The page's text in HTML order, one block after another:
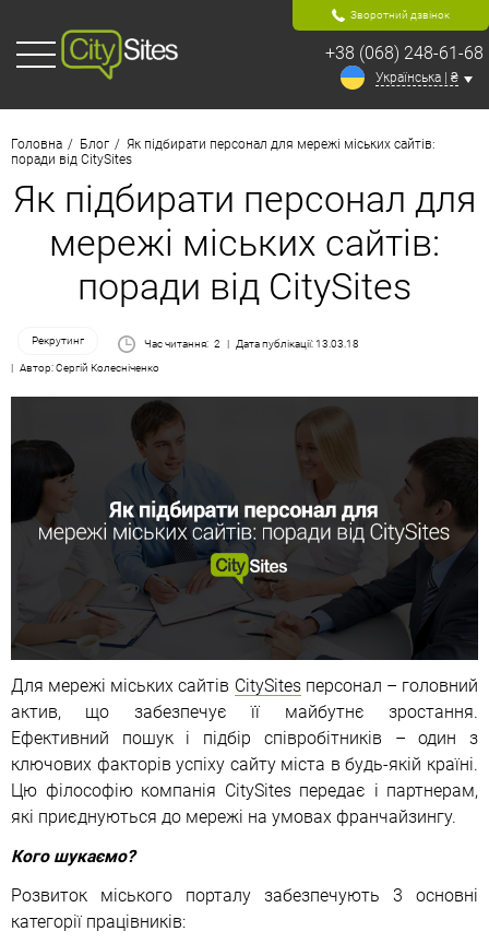
Зворотний дзвінок
+38 (068) 248-61-68
Українська | ₴
Головна Блог
Як підбирати персонал для мережі міських сайтів:
поради від СitySites
Як підбирати персонал для
мережі міських сайтів:
поради від СitySites
Рекрутинг Час читання: 2
Дата публікації: 13.03.18
Автор: Сергій Колесніченко
Для мережі міських сайтів СitySitesперсонал – головний
актив, що забезпечує її майбутнє зростання.
Ефективний пошук і підбір співробітників – один з
ключових факторів успіху сайту міста в будь-якій країні.
Цю філософію компанія СitySites передає і партнерам,
які приєднуються до мережі на умовах франчайзингу.
Кого шукаємо?
Розвиток міського порталу забезпечують 3 основні
категорії працівників: